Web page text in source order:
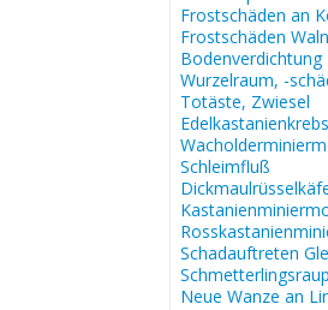
Frostschäden an
Frostschäden
Bodenverdichtung
Wurzelraum, -
Totäste, Zwiesel
Edelkastanienkrebs
Schleimfluß
Schadauftreten
Neue Wanze an